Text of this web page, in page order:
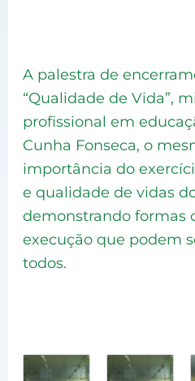
A palestra de
“Qualidade de Vida”,
profissional em
Cunha Fonseca, o
importância do
e qualidade de vidas
demonstrando formas
execução que podem
todos.